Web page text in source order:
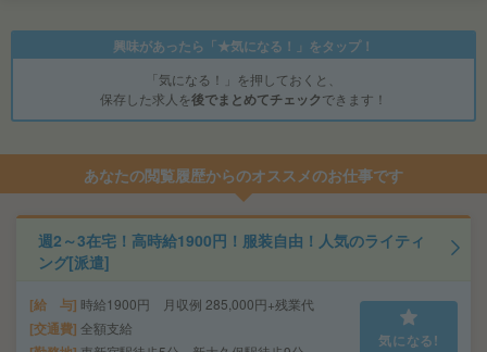
興味があったら「★気になる！」をタップ！
「気になる！」を押しておくと、
保存した求人を後でまとめてチェックできます！
あなたの閲覧履歴からのオススメのお仕事です
週2～3在宅！高時給1900円！服装自由！人気のライティ
ング[派遣]
給 与 時給1900円 月収例 285,000円+残業代
交通費 全額支給
気になる!